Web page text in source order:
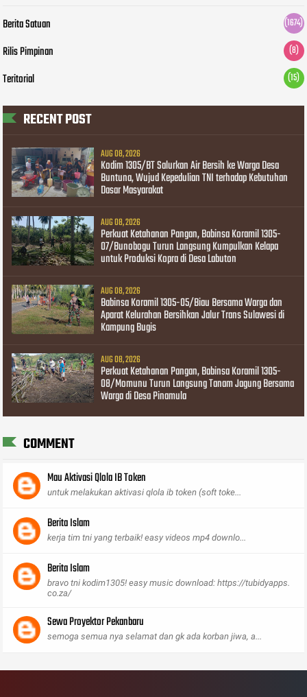
Berita Satuan (1674)
Rilis Pimpinan (8)
Teritorial (15)
RECENT POST
AUG 08, 2026
Kodim 1305/BT Salurkan Air Bersih ke Warga Desa
Buntuna, Wujud Kepedulian TNI terhadap Kebutuhan
Dasar Masyarakat
AUG 08, 2026
Perkuat Ketahanan Pangan, Babinsa Koramil 1305-
07/Bunobogu Turun Langsung Kumpulkan Kelapa
untuk Produksi Kopra di Desa Labuton
AUG 08, 2026
Babinsa Koramil 1305-05/Biau Bersama Warga dan
Aparat Kelurahan Bersihkan Jalur Trans Sulawesi di
Kampung Bugis
AUG 08, 2026
Perkuat Ketahanan Pangan, Babinsa Koramil 1305-
08/Momunu Turun Langsung Tanam Jagung Bersama
Warga di Desa Pinamula
COMMENT
Mau Aktivasi Qlola IB Token
untuk melakukan aktivasi qlola ib token (soft toke...
Berita Islam
kerja tim tni yang terbaik! easy videos mp4 downlo...
Berita Islam
bravo tni kodim1305! easy music download: https://tubidyapps.
co.za/
Sewa Proyektor Pekanbaru
semoga semua nya selamat dan gk ada korban jiwa, a...